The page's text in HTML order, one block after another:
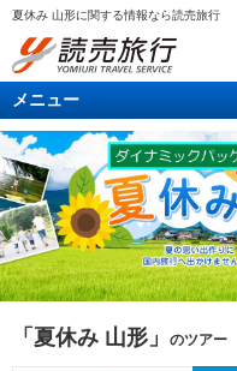
夏休み 山形に関する情報なら読売旅行
メニュー
国内旅行 バスツアー 海
航空・ＪＲ＋宿泊
「夏休み 山形」 のツアー